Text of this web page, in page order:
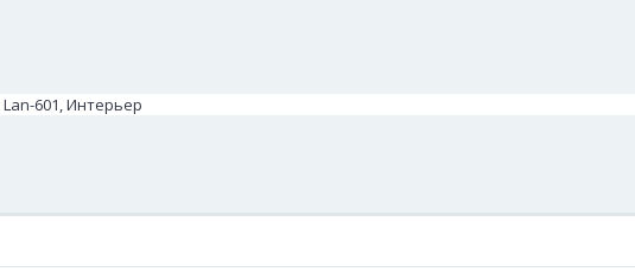
601, Интерьер